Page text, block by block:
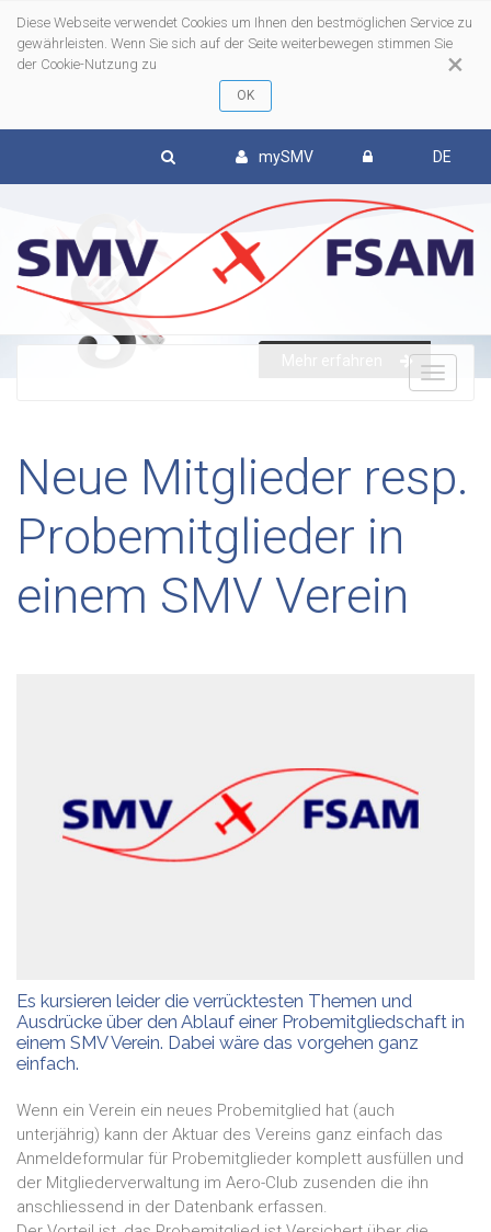
×
Diese Webseite verwendet Cookies um Ihnen den bestmöglichen Service zu
gewährleisten. Wenn Sie sich auf der Seite weiterbewegen stimmen Sie
der Cookie-Nutzung zu
mySMV DE
Neue Mitglieder resp.
Probemitglieder in
einem SMV Verein
Es kursieren leider die verrücktesten Themen und
Ausdrücke über den Ablauf einer Probemitgliedschaft in
einem SMV Verein. Dabei wäre das vorgehen ganz
einfach.
Wenn ein Verein ein neues Probemitglied hat (auch
unterjährig) kann der Aktuar des Vereins ganz einfach das
Anmeldeformular für Probemitglieder komplett ausfüllen und
der Mitgliederverwaltung im Aero-Club zusenden die ihn
anschliessend in der Datenbank erfassen.